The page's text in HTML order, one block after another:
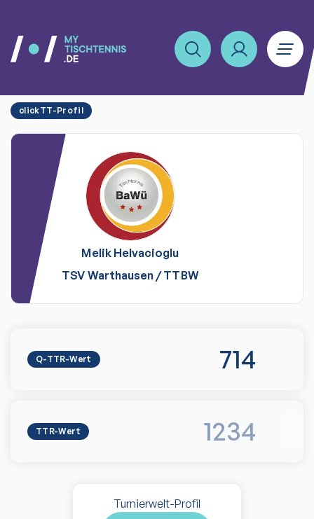
clickTT-Profil
Melik Helvacioglu
TSV Warthausen /TTBW
Q-TTR-Wert 714
TTR-Wert 1234
Turnierwelt-Profil